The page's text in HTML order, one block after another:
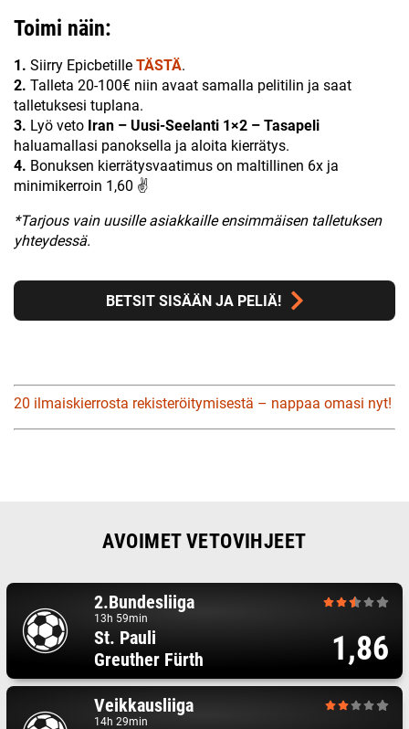
Toimi näin:
1. Siirry Epicbetille TÄSTÄ.
2. Talleta 20-100€ niin avaat samalla pelitilin ja saat
talletuksesi tuplana.
3. Lyö veto Iran – Uusi-Seelanti 1×2 – Tasapeli
haluamallasi panoksella ja aloita kierrätys.
4. Bonuksen kierrätysvaatimus on maltillinen 6x ja
minimikerroin 1,60 ✌
*Tarjous vain uusille asiakkaille ensimmäisen talletuksen
yhteydessä.
BETSIT SISÄÄN JA PELIÄ!
20 ilmaiskierrosta rekisteröitymisestä – nappaa omasi nyt!
AVOIMET VETOVIHJEET
2.Bundesliiga
13h 59min
St. Pauli
Greuther Fürth
1,86
Veikkausliiga
14h 29min